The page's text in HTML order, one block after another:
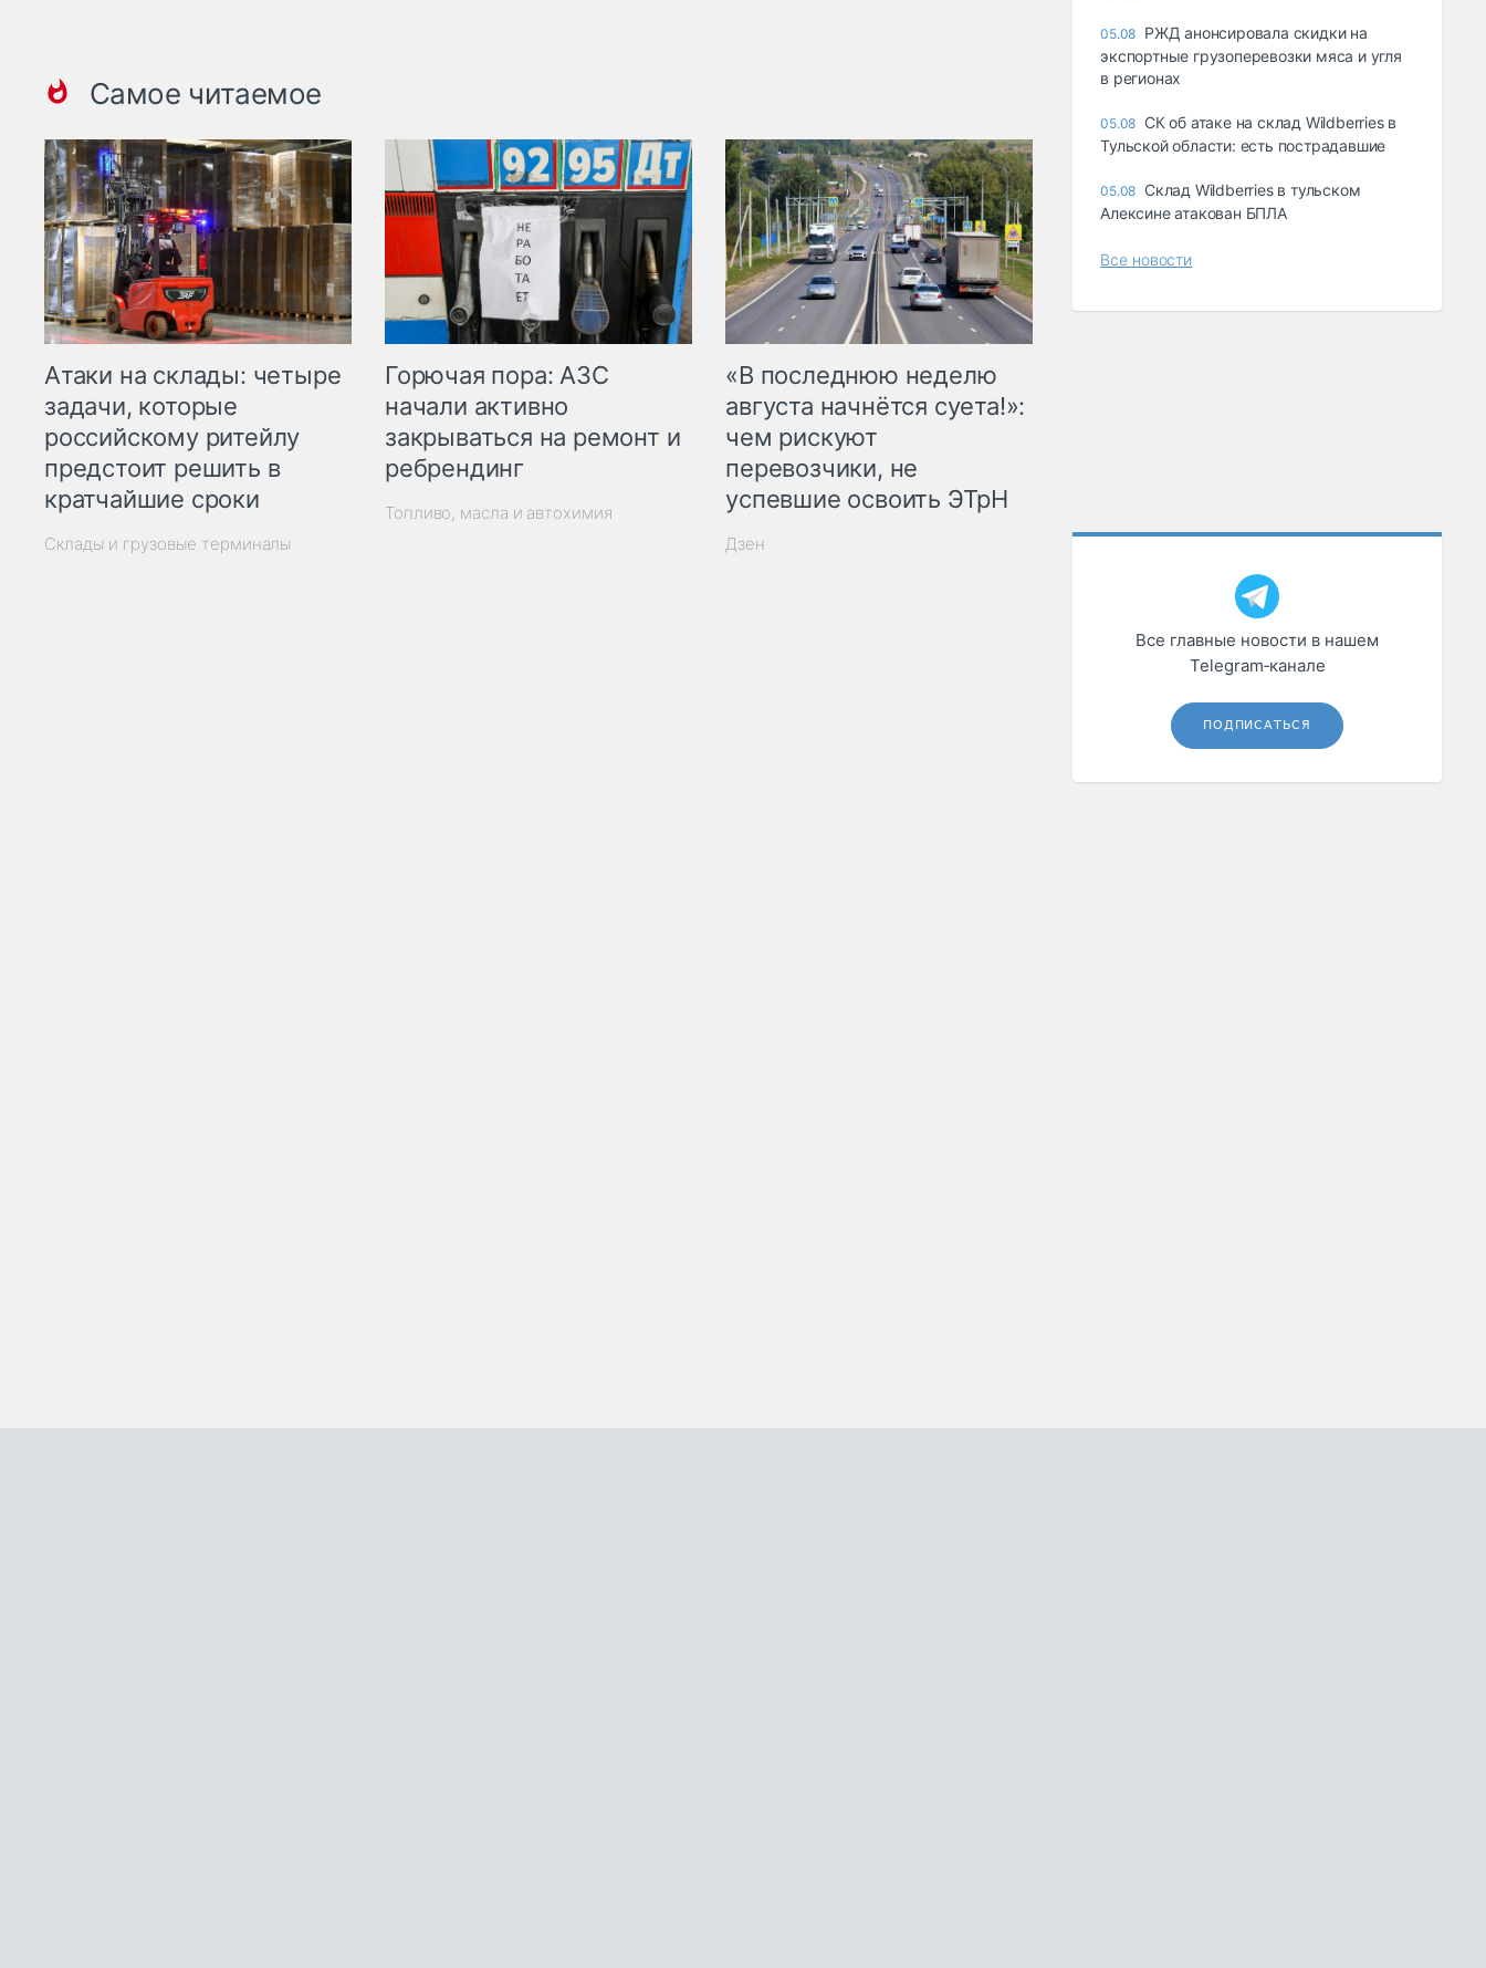
Самое читаемое
Атаки на склады: четыре
задачи, которые
российскому ритейлу
предстоит решить в
кратчайшие сроки
Склады и грузовые терминалы
Горючая пора: АЗС
начали активно
закрываться на ремонт и
ребрендинг
Топливо, масла и автохимия
«В последнюю неделю
августа начнётся суета!»:
чем рискуют
перевозчики, не
успевшие освоить ЭТрН
Дзен
05.08 РЖД анонсировала скидки на
экспортные грузоперевозки мяса и угля
в регионах
05.08 СК об атаке на склад Wildberries в
Тульской области: есть пострадавшие
05.08 Склад Wildberries в тульском
Алексине атакован БПЛА
Все новости
Все главные новости в нашем
Telegram‑канале
ПОДПИСАТЬСЯ